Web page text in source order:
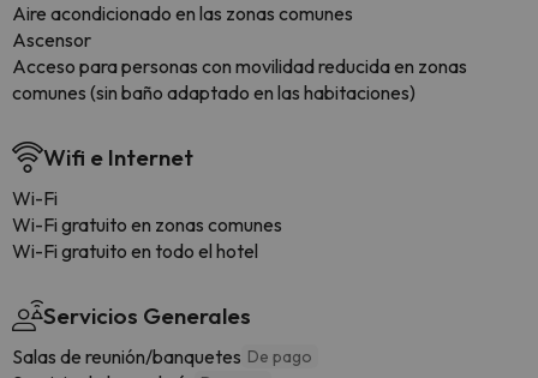
Aire acondicionado en las zonas comunes
Ascensor
Acceso para personas con movilidad reducida en zonas
comunes (sin baño adaptado en las habitaciones)
Wifi e Internet
Wi-Fi
Wi-Fi gratuito en zonas comunes
Wi-Fi gratuito en todo el hotel
Servicios Generales
Salas de reunión/banquetes De pago